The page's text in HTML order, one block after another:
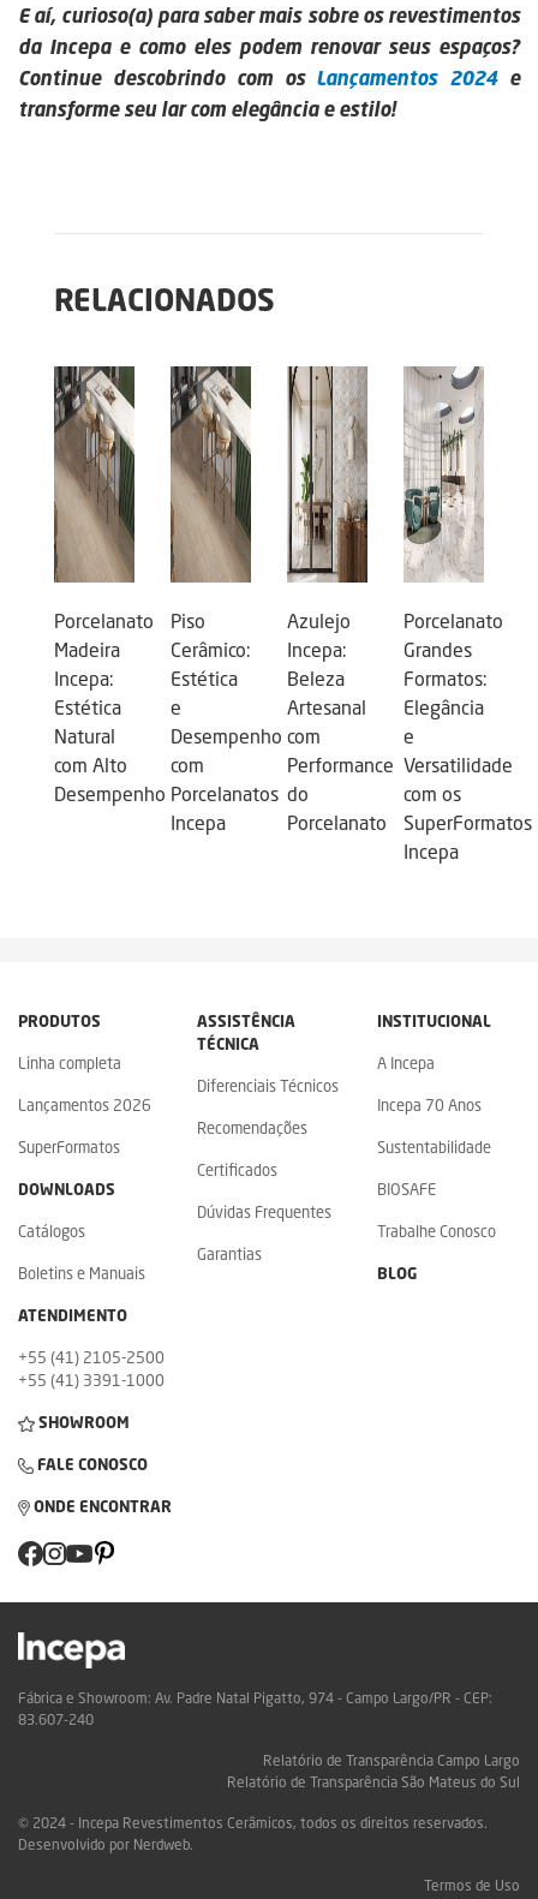
E aí, curioso(a) para saber mais sobre os revestimentos
da Incepa e como eles podem renovar seus espaços?
Continue descobrindo com os Lançamentos 2024 e
transforme seu lar com elegância e estilo!
RELACIONADOS
Porcelanato
Madeira
Incepa:
Estética
Natural
com Alto
Desempenho
Piso
Cerâmico:
Estética
e
Desempenho
com
Porcelanatos
Incepa
Azulejo
Incepa:
Beleza
Artesanal
com
Performance
do
Porcelanato
Porcelanato
Grandes
Formatos:
Elegância
e
Versatilidade
com os
SuperFormatos
Incepa
PRODUTOS
Linha completa
Lançamentos 2026
SuperFormatos
DOWNLOADS
Catálogos
Boletins e Manuais
ASSISTÊNCIA
TÉCNICA
Diferenciais Técnicos
Recomendações
Certificados
Dúvidas Frequentes
Garantias
INSTITUCIONAL
A Incepa
Incepa 70 Anos
Sustentabilidade
BIOSAFE
Trabalhe Conosco
BLOG
ATENDIMENTO
+55 (41) 2105-2500
+55 (41) 3391-1000
SHOWROOM
FALE CONOSCO
ONDE ENCONTRAR
Fábrica e Showroom: Av. Padre Natal Pigatto, 974 - Campo Largo/PR - CEP:
83.607-240
Relatório de Transparência Campo Largo
Relatório de Transparência São Mateus do Sul
© 2024 - Incepa Revestimentos Cerâmicos, todos os direitos reservados.
Desenvolvido por Nerdweb.
Termos de Uso